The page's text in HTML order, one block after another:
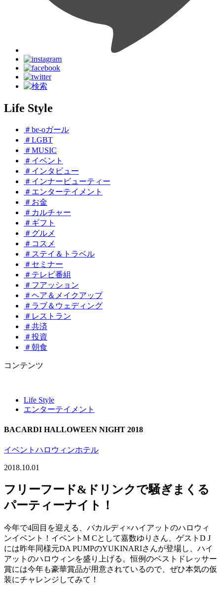
Life Style
＃be-oガール
＃LGBT
＃MUSIC
＃イベント
＃インタビュー
＃インナービューティー
＃エンターテイメント
＃お金
＃カルチャー
＃ギフト
＃グルメ
＃コスメ
＃ステイ＆トラベル
＃セミナー
＃テレビ番組
＃フアッション
＃ヘア＆メイクアップ
＃ラブ＆ウェディング
＃レストラン
＃共済
＃投資
＃朝食
コンテンツ
Life Style
エンターテイメント
BACARDI HALLOWEEN NIGHT 2018
イベント ハロウィンホテル
2018.10.01
フリーフード&ドリンクで騒ぎまくる
パーティーナイト！
今年で4回目を迎える、バカルディ×ハイアットのハロウィ
ンイベント！イベントM Cとして嘉数ゆりさん、ゲストD J
には昨年同様元DA PUMPのYUKINARIさんが登場し、ハイ
アットのハロウィンを盛り上げる。恒例のベストドレッサー
賞には今年も豪華賞品が用意されているので、ぜひ本気の仮
装にチャレンジしてみて！